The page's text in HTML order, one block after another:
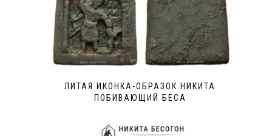
ЛИТАЯ ИКОНКА-ОБРАЗОК НИКИТА
ПОБИВАЮЩИЙ БЕСА